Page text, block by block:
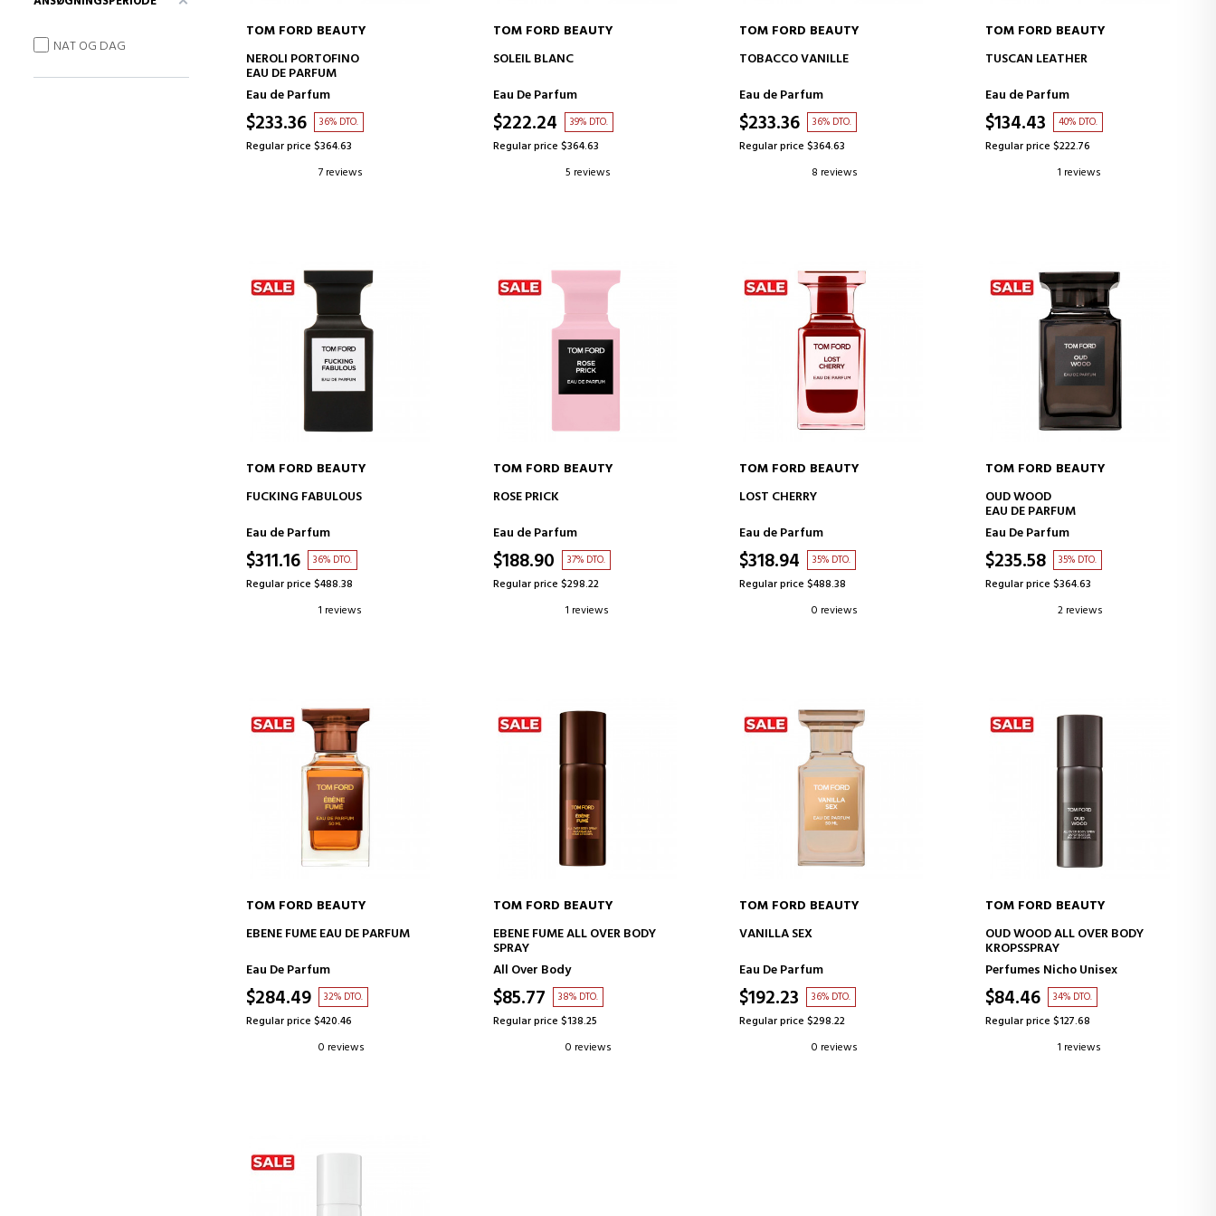
ADD TO CART
TOM FORD BEAUTY
NEROLI PORTOFINO
EAU DE PARFUM
Eau de Parfum
$233.36 36% DTO.
Regular price $364.63
7 reviews
ADD TO CART
TOM FORD BEAUTY
SOLEIL BLANC
Eau De Parfum
$222.24 39% DTO.
Regular price $364.63
5 reviews
ADD TO CART
TOM FORD BEAUTY
TOBACCO VANILLE
Eau de Parfum
$233.36 36% DTO.
Regular price $364.63
8 reviews
ADD TO CART
TOM FORD BEAUTY
TUSCAN LEATHER
Eau de Parfum
$134.43 40% DTO.
Regular price $222.76
1 reviews
ADD TO CART
TOM FORD BEAUTY
FUCKING FABULOUS
Eau de Parfum
$311.16 36% DTO.
Regular price $488.38
1 reviews
ADD TO CART
TOM FORD BEAUTY
ROSE PRICK
Eau de Parfum
$188.90 37% DTO.
Regular price $298.22
1 reviews
ADD TO CART
TOM FORD BEAUTY
LOST CHERRY
Eau de Parfum
$318.94 35% DTO.
Regular price $488.38
0 reviews
ADD TO CART
TOM FORD BEAUTY
OUD WOOD
EAU DE PARFUM
Eau De Parfum
$235.58 35% DTO.
Regular price $364.63
2 reviews
ADD TO CART
TOM FORD BEAUTY
EBENE FUME EAU DE PARFUM
Eau De Parfum
$284.49 32% DTO.
Regular price $420.46
0 reviews
ADD TO CART
TOM FORD BEAUTY
EBENE FUME ALL OVER BODY
SPRAY
All Over Body
$85.77 38% DTO.
Regular price $138.25
0 reviews
ADD TO CART
TOM FORD BEAUTY
VANILLA SEX
Eau De Parfum
$192.23 36% DTO.
Regular price $298.22
0 reviews
ADD TO CART
TOM FORD BEAUTY
OUD WOOD ALL OVER BODY
KROPSSPRAY
Perfumes Nicho Unisex
$84.46 34% DTO.
Regular price $127.68
1 reviews
NAT OG DAG